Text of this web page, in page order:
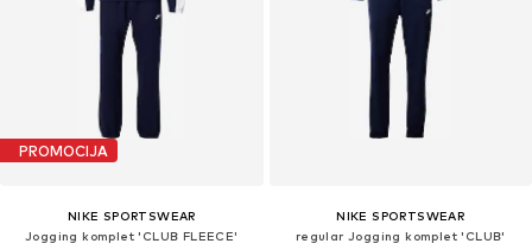
PROMOCIJA
NIKE SPORTSWEAR
Jogging komplet 'CLUB FLEECE'
NIKE SPORTSWEAR
regular Jogging komplet 'CLUB'